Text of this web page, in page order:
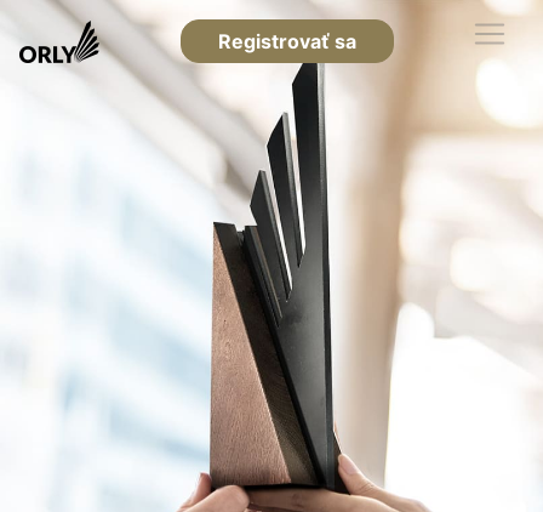
Registrovať sa